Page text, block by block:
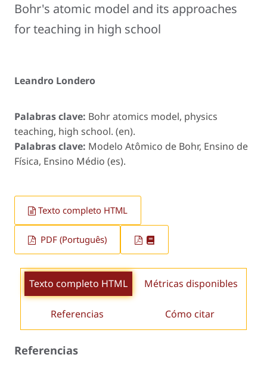
Bohr's atomic model and its approaches
for teaching in high school
Leandro Londero
Palabras clave: Bohr atomics model, physics
teaching, high school. (en).
Palabras clave: Modelo Atômico de Bohr, Ensino de
Física, Ensino Médio (es).
Texto completo HTML
PDF (Português)
Texto completo HTML Métricas disponibles
Referencias Cómo citar
Referencias